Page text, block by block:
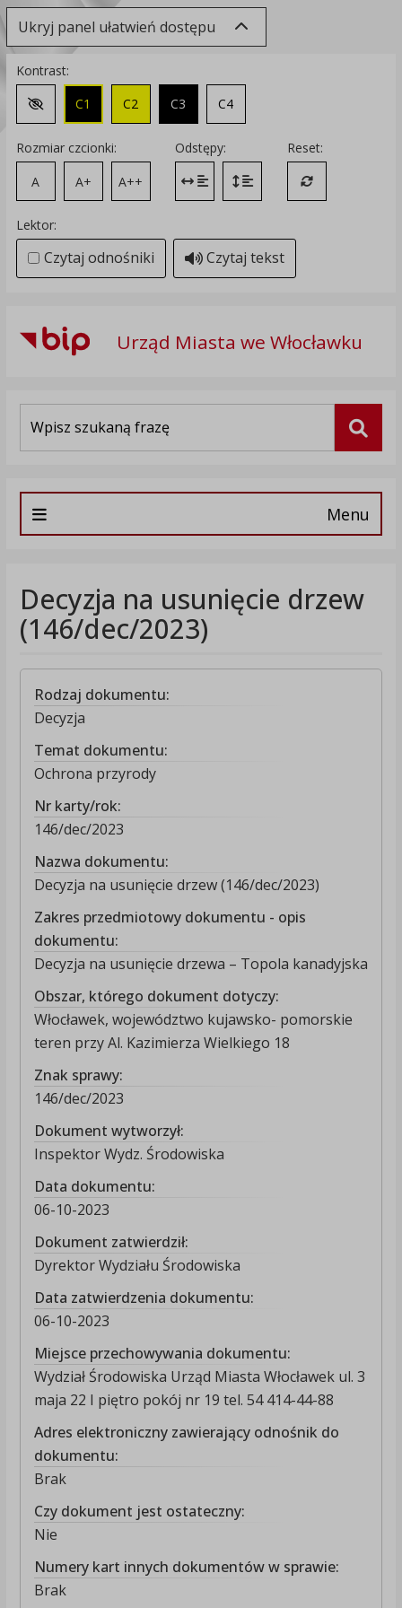
Ukryj panel ułatwień dostępu
Kontrast:
Zmień kontrast na domyślny
C1 C2 C3 C4
Rozmiar czcionki:
A
A+ A++
Odstępy:
Zmień odstęp między literami
Zmień interlinię i margines
Reset:
Przywróć
Lektor:
Czytaj odnośniki Czytaj tekst
Urząd Miasta we Włocławku
Menu
Decyzja na usunięcie drzew
(146/dec/2023)
Rodzaj dokumentu:
Decyzja
Temat dokumentu:
Ochrona przyrody
Nr karty/rok:
146/dec/2023
Nazwa dokumentu:
Decyzja na usunięcie drzew (146/dec/2023)
Zakres przedmiotowy dokumentu - opis
dokumentu:
Decyzja na usunięcie drzewa – Topola kanadyjska
Obszar, którego dokument dotyczy:
Włocławek, województwo kujawsko- pomorskie
teren przy Al. Kazimierza Wielkiego 18
Znak sprawy:
146/dec/2023
Dokument wytworzył:
Inspektor Wydz. Środowiska
Data dokumentu:
06-10-2023
Dokument zatwierdził:
Dyrektor Wydziału Środowiska
Data zatwierdzenia dokumentu:
06-10-2023
Miejsce przechowywania dokumentu:
Wydział Środowiska Urząd Miasta Włocławek ul. 3
maja 22 I piętro pokój nr 19 tel. 54 414-44-88
Adres elektroniczny zawierający odnośnik do
dokumentu:
Brak
Czy dokument jest ostateczny:
Nie
Numery kart innych dokumentów w sprawie:
Brak